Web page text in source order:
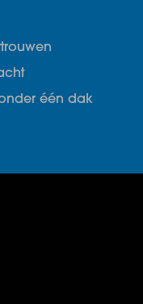
één dak